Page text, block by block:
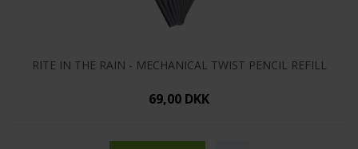
RITE IN THE RAIN - MECHANICAL TWIST PENCIL REFILL
69,00 DKK